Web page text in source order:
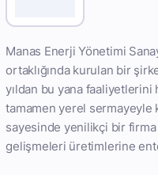
Manas Enerji Yönetimi
ortaklığında kurulan bir
yıldan bu yana
tamamen yerel sermayeyle
sayesinde yenilikçi bir
gelişmeleri üretimlerine